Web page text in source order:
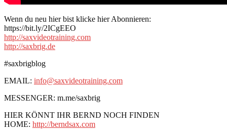
Wenn du neu hier bist klicke hier Abonnieren:
https://bit.ly/2ICgEEO
http://saxvideotraining.com
http://saxbrig.de
#saxbrigblog
EMAIL: info@saxvideotraining.com
MESSENGER: m.me/saxbrig
HIER KÖNNT IHR BERND NOCH FINDEN
HOME: http://berndsax.com